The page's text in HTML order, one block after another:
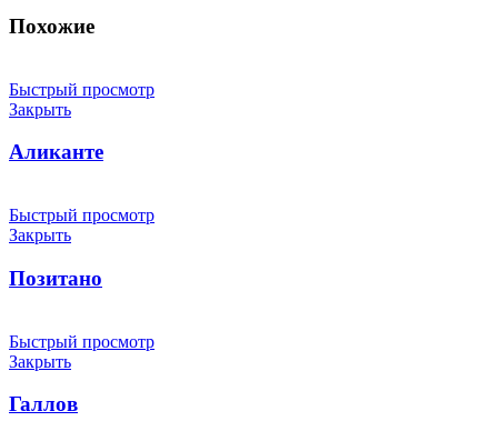
Похожие
Быстрый просмотр
Закрыть
Аликанте
Быстрый просмотр
Закрыть
Позитано
Быстрый просмотр
Закрыть
Галлов